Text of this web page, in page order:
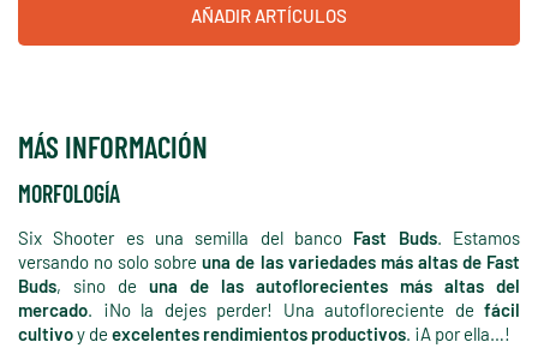
AÑADIR ARTÍCULOS
MÁS INFORMACIÓN
MORFOLOGÍA
Six Shooter es una semilla del banco Fast Buds. Estamos
versando no solo sobreuna de las variedades más altas de Fast
Buds, sino de una de las autoflorecientes más altas del
mercado. ¡No la dejes perder! Una autofloreciente de fácil
cultivoy de excelentes rendimientos productivos. ¡A por ella…!